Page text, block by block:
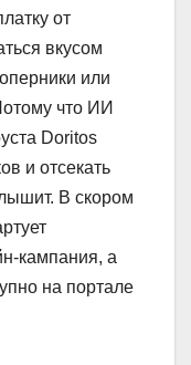
от
вкусом
или
что ИИ
Doritos
и отсекать
В скором
кампания, а
на портале